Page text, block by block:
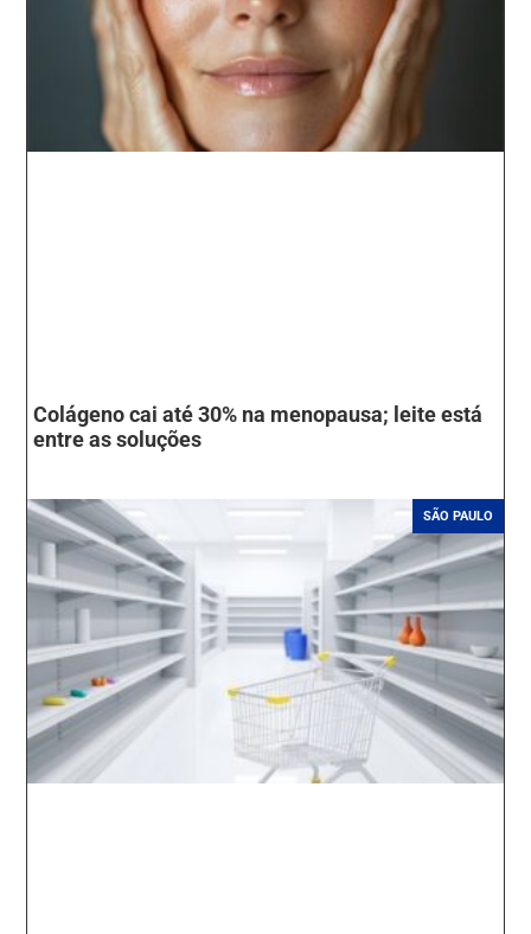
Colágeno cai até 30% na menopausa; leite está
entre as soluções
SÃO PAULO